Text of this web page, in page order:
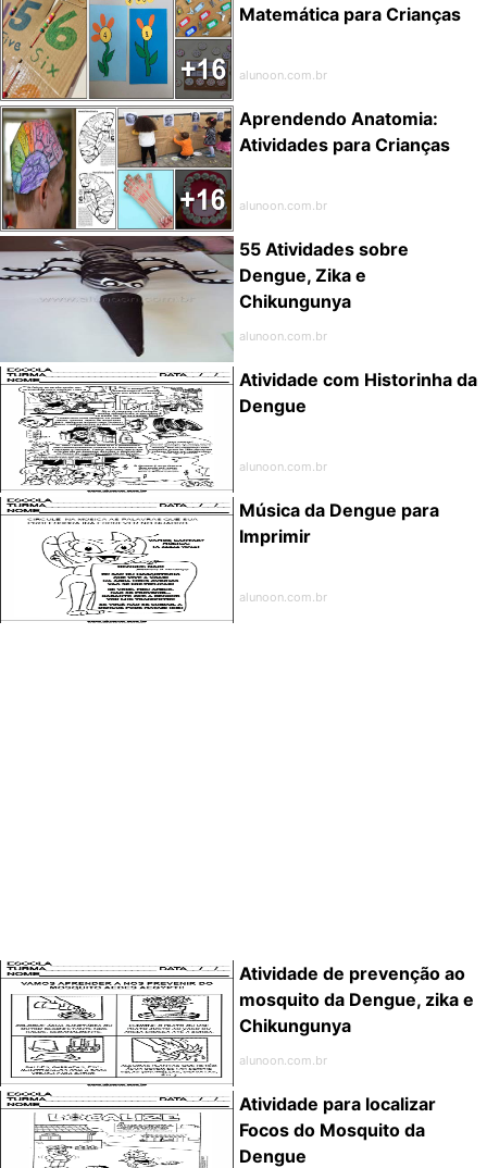
Matemática para Crianças
alunoon.com.br
Aprendendo Anatomia:
Atividades para Crianças
alunoon.com.br
55 Atividades sobre
Dengue, Zika e
Chikungunya
alunoon.com.br
Atividade com Historinha da
Dengue
alunoon.com.br
Música da Dengue para
Imprimir
alunoon.com.br
Atividade de prevenção ao
mosquito da Dengue, zika e
Chikungunya
alunoon.com.br
Atividade para localizar
Focos do Mosquito da
Dengue